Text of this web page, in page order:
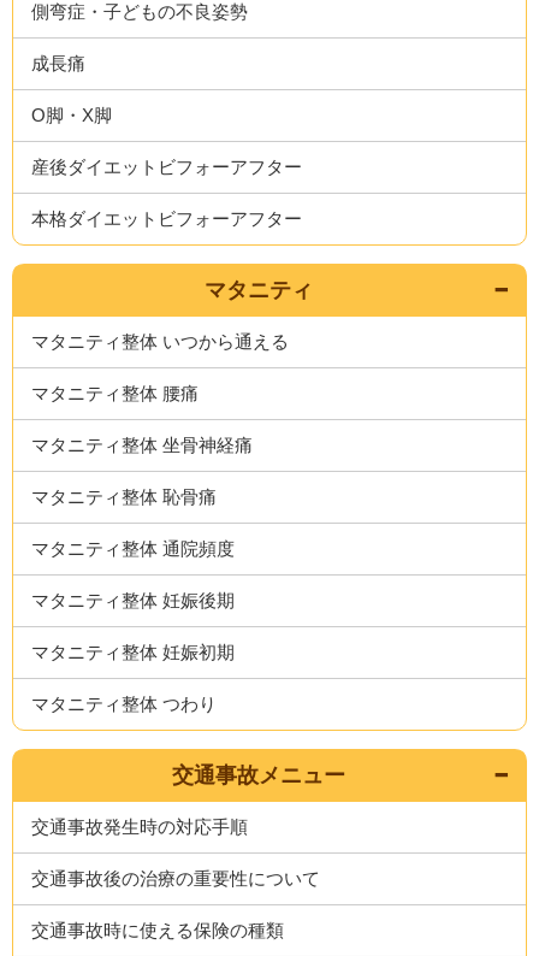
側弯症・子どもの不良姿勢
成長痛
O脚・X脚
産後ダイエットビフォーアフター
本格ダイエットビフォーアフター
マタニティ
マタニティ整体 いつから通える
マタニティ整体 腰痛
マタニティ整体 坐骨神経痛
マタニティ整体 恥骨痛
マタニティ整体 通院頻度
マタニティ整体 妊娠後期
マタニティ整体 妊娠初期
マタニティ整体 つわり
交通事故メニュー
交通事故発生時の対応手順
交通事故後の治療の重要性について
交通事故時に使える保険の種類